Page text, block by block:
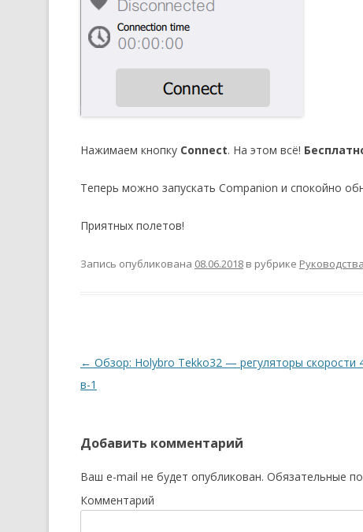
Нажимаем кнопку Connect. На этом всё!
Теперь можно запускать Companion и спокойно
Приятных полетов!
Запись опубликована 08.06.2018 в рубрике Руководства
Навигация
по
← Обзор: Holybro Tekko32 — регуляторы скорости
в-1
Добавить комментарий
Ваш e-mail не будет опубликован. Обязательные
Комментарий